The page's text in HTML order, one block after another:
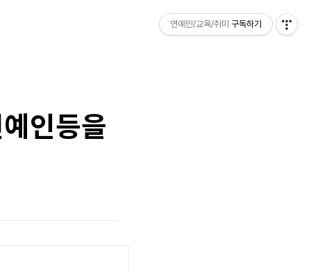
인등을
연예인/교육/취미 구독하기